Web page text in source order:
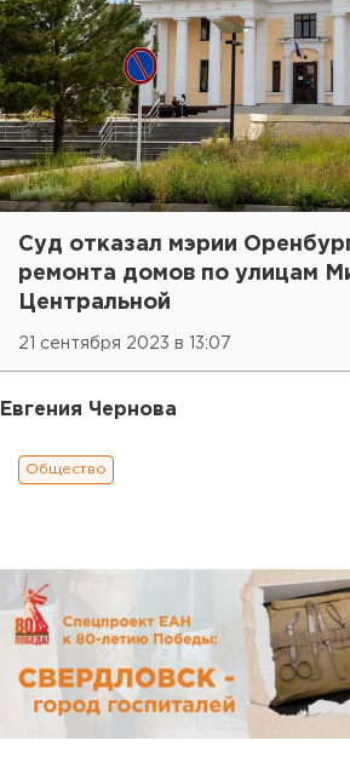
Суд отказал мэрии
ремонта домов по улицам
Центральной
21 сентября 2023 в 13:07
Евгения Чернова
Общество